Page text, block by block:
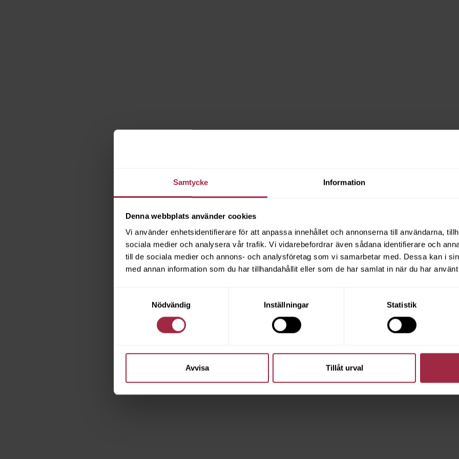
Samtycke Information
Denna webbplats använder cookies
Vi använder enhetsidentifierare för att anpassa innehållet och annonserna till användarna,
sociala medier och analysera vår trafik. Vi vidarebefordrar även sådana identifierare och
till de sociala medier och annons- och analysföretag som vi samarbetar med. Dessa kan i
med annan information som du har tillhandahållit eller som de har samlat in när du har
Nödvändig
Inställningar Statistik
Avvisa Tillåt urval